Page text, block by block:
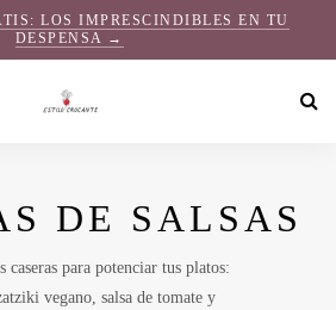
LOS IMPRESCINDIBLES EN TU
DESPENSA →
DE SALSAS
caseras para potenciar tus platos:
vegano, salsa de tomate y